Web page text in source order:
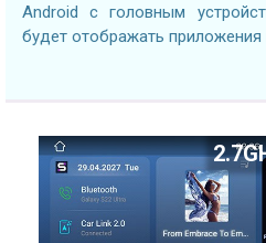
Android с головным
будет отображать приложения